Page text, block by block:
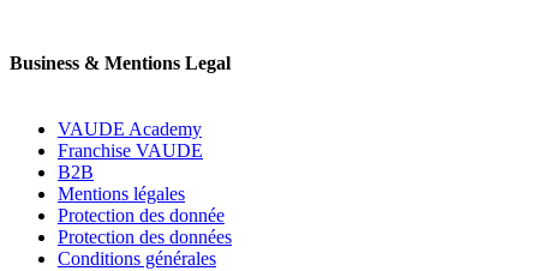
Business & Mentions Legal
VAUDE Academy
Franchise VAUDE
B2B
Mentions légales
Protection des donnée
Protection des données
Conditions générales